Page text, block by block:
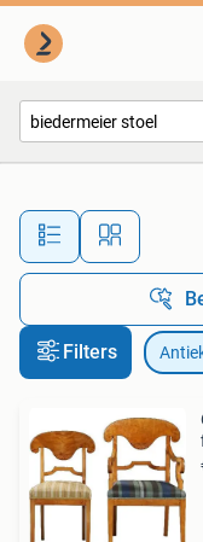
Filters